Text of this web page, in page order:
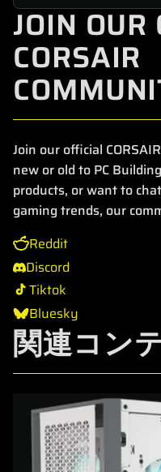
JOIN OUR
CORSAIR
Join our official
new or old to PC
products, or want to
gaming trends, our
Reddit
Discord
Tiktok
Bluesky
関連コン